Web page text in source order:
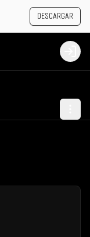
Descargar
Login